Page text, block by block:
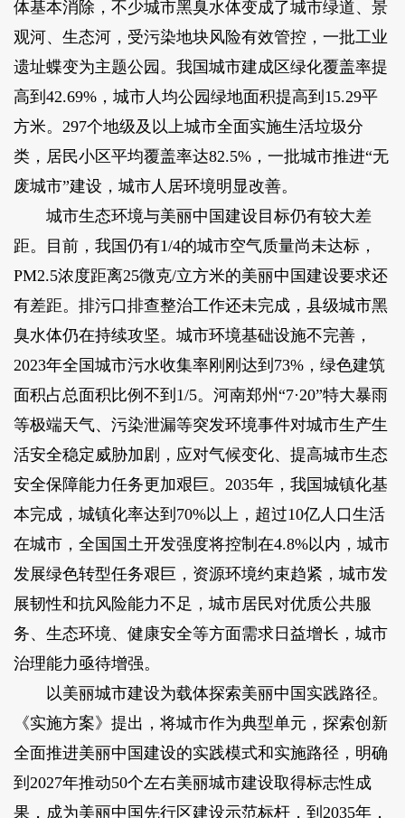
体基本消除，不少城市黑臭水体变成了城市绿道、景
观河、生态河，受污染地块风险有效管控，一批工业
遗址蝶变为主题公园。我国城市建成区绿化覆盖率提
高到42.69%，城市人均公园绿地面积提高到15.29平
方米。297个地级及以上城市全面实施生活垃圾分
类，居民小区平均覆盖率达82.5%，一批城市推进“无
废城市”建设，城市人居环境明显改善。
城市生态环境与美丽中国建设目标仍有较大差
距。目前，我国仍有1/4的城市空气质量尚未达标，
PM2.5浓度距离25微克/立方米的美丽中国建设要求还
有差距。排污口排查整治工作还未完成，县级城市黑
臭水体仍在持续攻坚。城市环境基础设施不完善，
2023年全国城市污水收集率刚刚达到73%，绿色建筑
面积占总面积比例不到1/5。河南郑州“7·20”特大暴雨
等极端天气、污染泄漏等突发环境事件对城市生产生
活安全稳定威胁加剧，应对气候变化、提高城市生态
安全保障能力任务更加艰巨。2035年，我国城镇化基
本完成，城镇化率达到70%以上，超过10亿人口生活
在城市，全国国土开发强度将控制在4.8%以内，城市
发展绿色转型任务艰巨，资源环境约束趋紧，城市发
展韧性和抗风险能力不足，城市居民对优质公共服
务、生态环境、健康安全等方面需求日益增长，城市
治理能力亟待增强。
以美丽城市建设为载体探索美丽中国实践路径。
《实施方案》提出，将城市作为典型单元，探索创新
全面推进美丽中国建设的实践模式和实施路径，明确
到2027年推动50个左右美丽城市建设取得标志性成
果，成为美丽中国先行区建设示范标杆，到2035年，